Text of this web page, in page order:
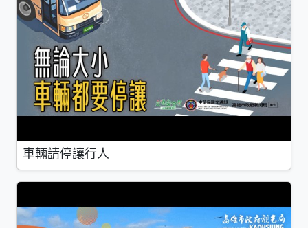
車輛請停讓行人